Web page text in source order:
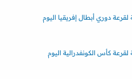
لقرعة دوري أبطال إفريقيا اليوم
لقرعة كأس الكونفدرالية اليوم